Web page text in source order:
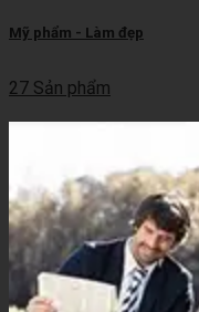
Mỹ phẩm - Làm đẹp
27 Sản phẩm